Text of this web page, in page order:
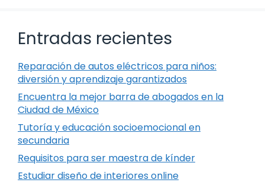
Entradas recientes
Reparación de autos eléctricos para niños:
diversión y aprendizaje garantizados
Encuentra la mejor barra de abogados en la
Ciudad de México
Tutoría y educación socioemocional en
secundaria
Requisitos para ser maestra de kínder
Estudiar diseño de interiores online